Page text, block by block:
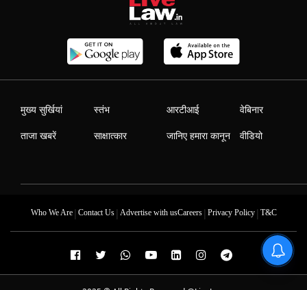
मुख्य सुर्खियां
ताजा खबरें
स्तंभ
साक्षात्कार
आरटीआई
जानिए हमारा कानून
वेबिनार
वीडियो
Who We Are| Contact Us| Advertise with usCareers| Privacy Policy| T&C